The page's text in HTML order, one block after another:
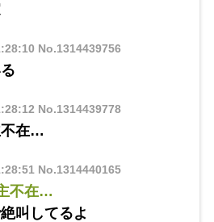
No.1314439756
No.1314439778
在…
No.1314440165
不在…
叫してるよ